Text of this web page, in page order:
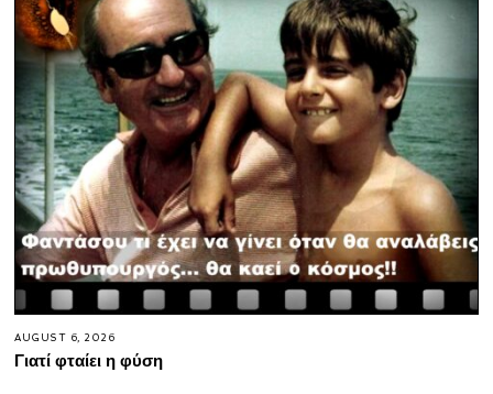
AUGUST 6, 2026
Γιατί φταίει η φύση